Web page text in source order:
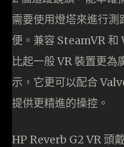
需要使用燈塔來進行
便。兼容 SteamVR
比起一般 VR 裝置更為
示，它更可以配合
提供更精進的操控。
HP Reverb G2 VR 頭